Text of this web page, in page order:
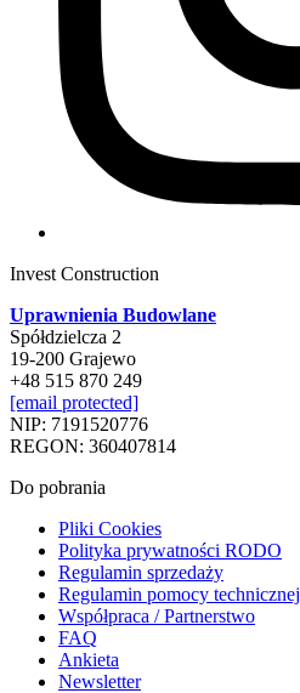
Invest Construction
Uprawnienia Budowlane
Spółdzielcza 2
19-200 Grajewo
+48 515 870 249
[email protected]
NIP: 7191520776
REGON: 360407814
Do pobrania
Pliki Cookies
Polityka prywatności RODO
Regulamin sprzedaży
Regulamin pomocy technicznej
Współpraca / Partnerstwo
FAQ
Ankieta
Newsletter